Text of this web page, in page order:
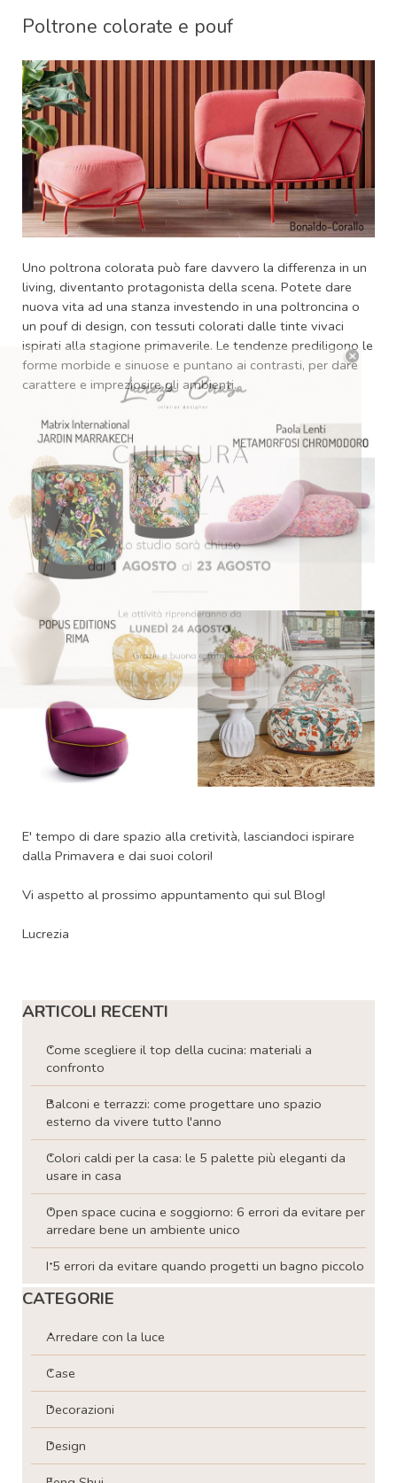
Poltrone colorate e pouf
Uno poltrona colorata può fare davvero la differenza in un
living, diventanto protagonista della scena. Potete dare
nuova vita ad una stanza investendo in una poltroncina o
un pouf di design, con tessuti colorati dalle tinte vivaci
ispirati alla stagione primaverile. Le tendenze prediligono le
forme morbide e sinuose e puntano ai contrasti, per dare
carattere e impreziosire gli ambienti.
E' tempo di dare spazio alla cretività, lasciandoci ispirare
dalla Primavera e dai suoi colori!
Vi aspetto al prossimo appuntamento qui sul Blog!
Lucrezia
Salta blocco ARTICOLI RECENTI
ARTICOLI RECENTI
Come scegliere il top della cucina: materiali a
confronto
Balconi e terrazzi: come progettare uno spazio
esterno da vivere tutto l'anno
Colori caldi per la casa: le 5 palette più eleganti da
usare in casa
Open space cucina e soggiorno: 6 errori da evitare per
arredare bene un ambiente unico
I 5 errori da evitare quando progetti un bagno piccolo
Salta blocco CATEGORIE
CATEGORIE
Arredare con la luce
Case
Decorazioni
Design